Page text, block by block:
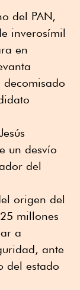
del PAN,
inverosímil
en
decomisado
un desvío
del
origen del
millones
a
ante
del estado